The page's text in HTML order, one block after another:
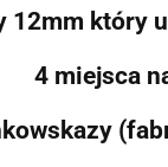
12mm który
4 miejsca